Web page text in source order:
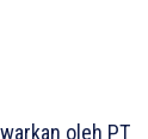
oleh PT